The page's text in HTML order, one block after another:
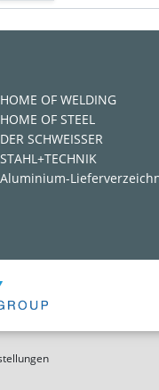
HOME OF WELDING
HOME OF STEEL
DER SCHWEISSER
STAHL+TECHNIK
Aluminium-